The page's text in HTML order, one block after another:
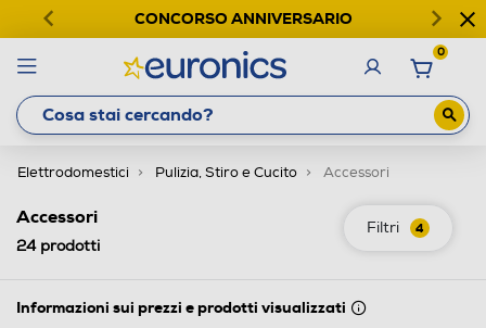
CONCORSO ANNIVERSARIO
0
Elettrodomestici Pulizia, Stiro e Cucito Accessori
Filtri 4
Accessori
24prodotti
Informazioni sui prezzi e prodotti visualizzati